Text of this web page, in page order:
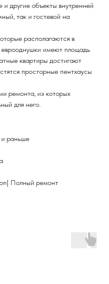
и другие объекты внутренней
так и гостевой на
располагаются в
имеют площадь
квартиры достигают
просторные пентхаусы
ремонта, из которых
для него.
раньше
Полный ремонт